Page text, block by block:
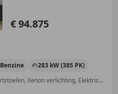
€ 94.875
Benzine
283 kW (385 PK)
Airbag bestuurder, Garantie, Sportstoelen, Xenon verlichting, Elektrische ramen, Dagrijverlichting, ABS, Alarm